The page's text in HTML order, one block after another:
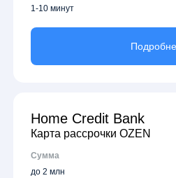
1-10 минут
Home Credit Bank
Карта рассрочки OZEN
Сумма
до 2 млн